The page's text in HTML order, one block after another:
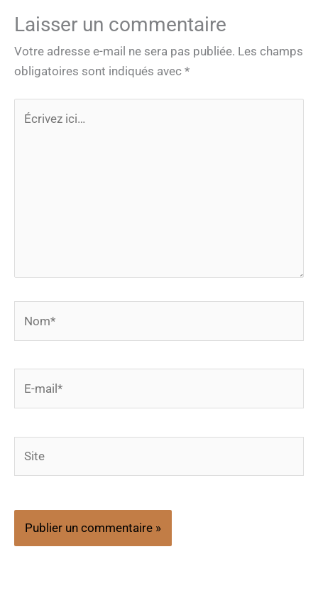
Laisser un commentaire
Votre adresse e-mail ne sera pas publiée. Les champs
obligatoires sont indiqués avec *